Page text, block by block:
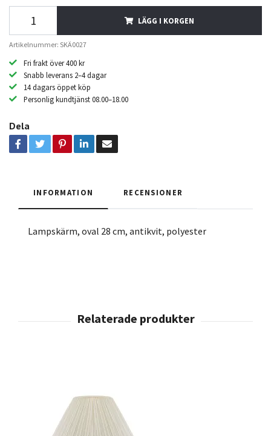
LÄGG I KORGEN
Artikelnummer: SKÄ0027
Fri frakt över 400 kr
Snabb leverans 2–4 dagar
14 dagars öppet köp
Personlig kundtjänst 08.00–18.00
Dela
INFORMATION RECENSIONER
Lampskärm, oval 28 cm, antikvit, polyester